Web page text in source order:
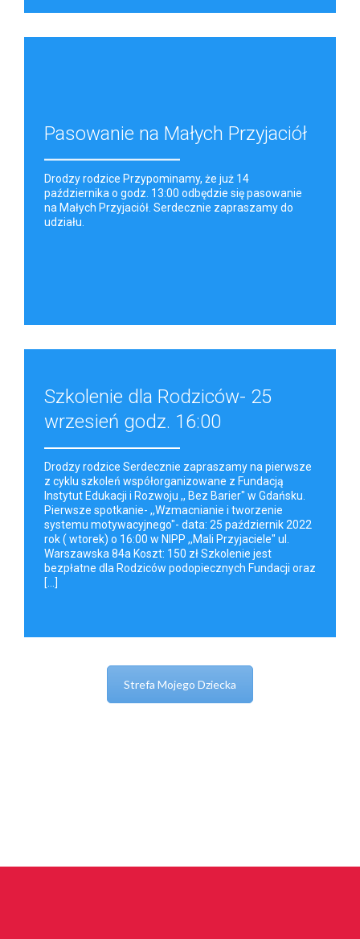
Pasowanie na Małych Przyjaciół
Drodzy rodzice Przypominamy, że już 14
października o godz. 13:00 odbędzie się pasowanie
na Małych Przyjaciół. Serdecznie zapraszamy do
udziału.
Szkolenie dla Rodziców- 25
wrzesień godz. 16:00
Drodzy rodzice Serdecznie zapraszamy na pierwsze
z cyklu szkoleń współorganizowane z Fundacją
Instytut Edukacji i Rozwoju ,, Bez Barier" w Gdańsku.
Pierwsze spotkanie- ,,Wzmacnianie i tworzenie
systemu motywacyjnego"- data: 25 październik 2022
rok ( wtorek) o 16:00 w NIPP ,,Mali Przyjaciele" ul.
Warszawska 84a Koszt: 150 zł Szkolenie jest
bezpłatne dla Rodziców podopiecznych Fundacji oraz
[...]
Strefa Mojego Dziecka